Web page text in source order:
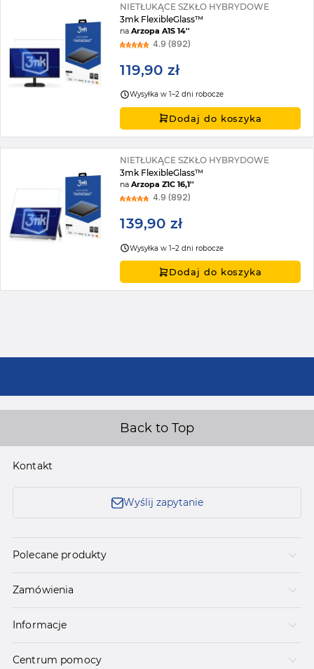
NIETŁUKĄCE SZKŁO HYBRYDOWE
3mk FlexibleGlass™
naArzopa A1S 14''
4.9 (892)
119,90 zł
Wysyłka w 1–2 dni robocze
Dodaj do koszyka
NIETŁUKĄCE SZKŁO HYBRYDOWE
3mk FlexibleGlass™
naArzopa Z1C 16,1''
4.9 (892)
139,90 zł
Wysyłka w 1–2 dni robocze
Dodaj do koszyka
Back to Top
Kontakt
Wyślij zapytanie
Polecane produkty
Zamówienia
Informacje
Centrum pomocy